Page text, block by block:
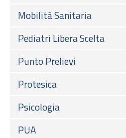
Mobilità Sanitaria
Pediatri Libera Scelta
Punto Prelievi
Protesica
Psicologia
PUA